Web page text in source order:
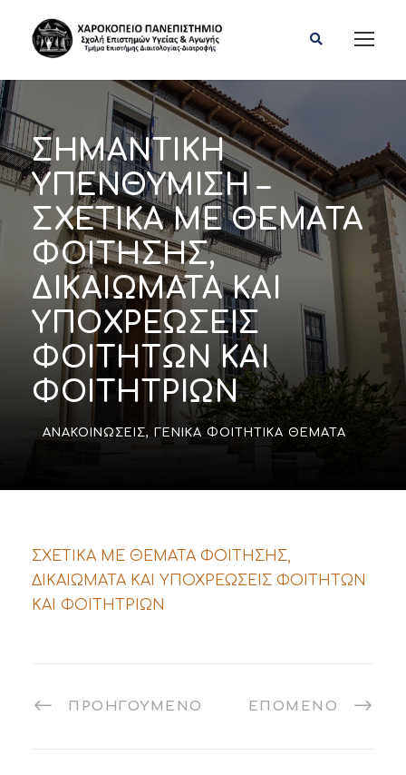
ΣΗΜΑΝΤΙΚΗ
ΥΠΕΝΘΥΜΙΣΗ –
ΣΧΕΤΙΚΑ ΜΕ ΘΕΜΑΤΑ
ΦΟΙΤΗΣΗΣ,
ΔΙΚΑΙΩΜΑΤΑ ΚΑΙ
ΥΠΟΧΡΕΩΣΕΙΣ
ΦΟΙΤΗΤΩΝ ΚΑΙ
ΦΟΙΤΗΤΡΙΩΝ
ΑΝΑΚΟΙΝΏΣΕΙΣ, ΓΕΝΙΚΆ ΦΟΙΤΗΤΙΚΆ ΘΈΜΑΤΑ
ΣΧΕΤΙΚΑ ΜΕ ΘΕΜΑΤΑ ΦΟΙΤΗΣΗΣ,
ΔΙΚΑΙΩΜΑΤΑ ΚΑΙ ΥΠΟΧΡΕΩΣΕΙΣ ΦΟΙΤΗΤΩΝ
ΚΑΙ ΦΟΙΤΗΤΡΙΩΝ
ΠΡΟΗΓΟΎΜΕΝΟ ΕΠΌΜΕΝΟ